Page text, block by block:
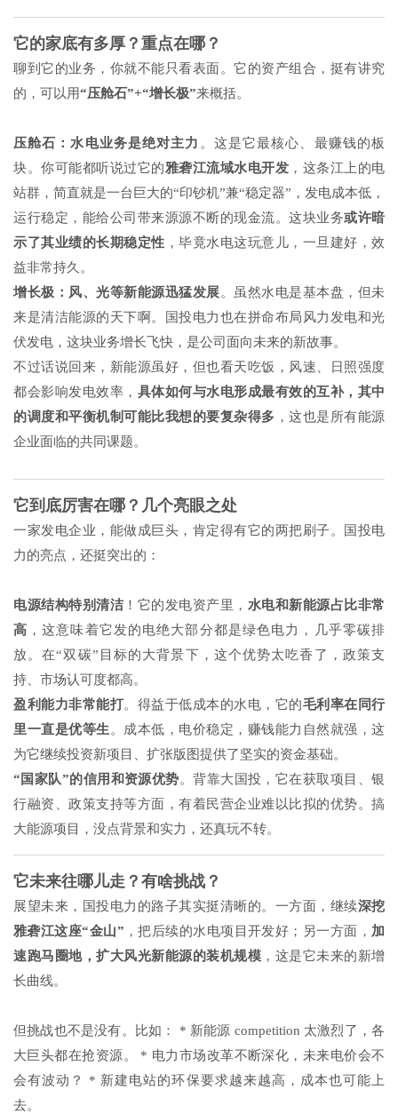
它的家底有多厚？重点在哪？
聊到它的业务，你就不能只看表面。它的资产组合，挺有讲究
的，可以用“压舱石”+“增长极”来概括。
压舱石：水电业务是绝对主力 。这是它最核心、最赚钱的板
块。你可能都听说过它的雅砻江流域水电开发 ，这条江上的电
站群，简直就是一台巨大的“印钞机”兼“稳定器”，发电成本低，
运行稳定，能给公司带来源源不断的现金流。这块业务或许暗
示了其业绩的长期稳定性 ，毕竟水电这玩意儿，一旦建好，效
益非常持久。
增长极：风、光等新能源迅猛发展。虽然水电是基本盘，但未
来是清洁能源的天下啊。国投电力也在拼命布局风力发电和光
伏发电，这块业务增长飞快，是公司面向未来的新故事。
不过话说回来，新能源虽好，但也看天吃饭，风速、日照强度
都会影响发电效率， 具体如何与水电形成最有效的互补，其中
的调度和平衡机制可能比我想的要复杂得多 ，这也是所有能源
企业面临的共同课题。
它到底厉害在哪？几个亮眼之处
一家发电企业，能做成巨头，肯定得有它的两把刷子。国投电
力的亮点，还挺突出的：
电源结构特别清洁！它的发电资产里， 水电和新能源占比非常
高 ，这意味着它发的电绝大部分都是绿色电力，几乎零碳排
放。在“双碳”目标的大背景下，这个优势太吃香了，政策支
持、市场认可度都高。
盈利能力非常能打。得益于低成本的水电，它的毛利率在同行
里一直是优等生 。成本低，电价稳定，赚钱能力自然就强，这
为它继续投资新项目、扩张版图提供了坚实的资金基础。
“国家队”的信用和资源优势。背靠大国投，它在获取项目、银
行融资、政策支持等方面，有着民营企业难以比拟的优势。搞
大能源项目，没点背景和实力，还真玩不转。
它未来往哪儿走？有啥挑战？
展望未来，国投电力的路子其实挺清晰的。一方面，继续深挖
雅砻江这座“金山” ，把后续的水电项目开发好；另一方面， 加
速跑马圈地，扩大风光新能源的装机规模 ，这是它未来的新增
长曲线。
但挑战也不是没有。比如： * 新能源 competition 太激烈了，各
大巨头都在抢资源。 * 电力市场改革不断深化，未来电价会不
会有波动？ * 新建电站的环保要求越来越高，成本也可能上
去。